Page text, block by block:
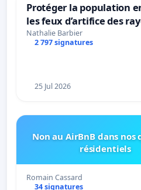
Protéger la population
les feux d’artifice des
Nathalie Barbier
2 797 signatures
25 Jul 2026
Non au AirBnB dans
résidentiels
Romain Cassard
34 signatures